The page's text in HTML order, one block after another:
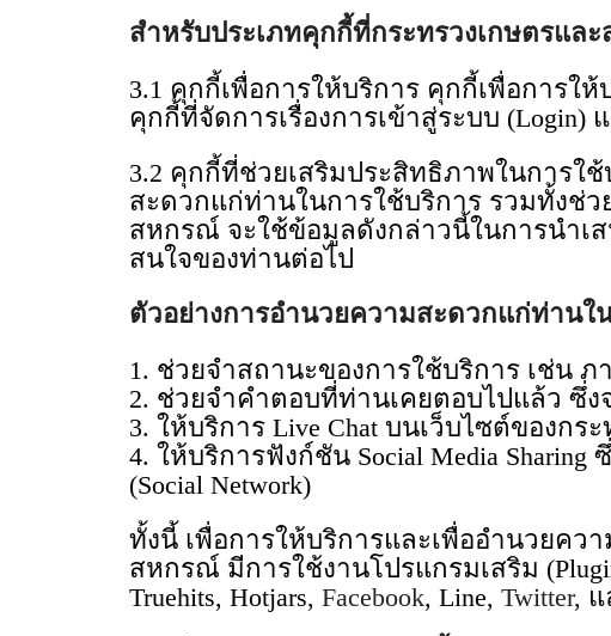
สำหรับประเภทคุกกี้ที่กระทรวงเกษตรแล
3.1 คุกกี้เพื่อการให้บริการ คุกกี้เพื่อการใ
คุกกี้ที่จัดการเรื่องการเข้าสู่ระบบ (Login)
3.2 คุกกี้ที่ช่วยเสริมประสิทธิภาพในการใ
สะดวกแก่ท่านในการใช้บริการ รวมทั้งช่
สหกรณ์ จะใช้ข้อมูลดังกล่าวนี้ในการนำเ
สนใจของท่านต่อไป
ตัวอย่างการอำนวยความสะดวกแก่ท่านใ
1. ช่วยจำสถานะของการใช้บริการ เช่น ภ
2. ช่วยจำคำตอบที่ท่านเคยตอบไปแล้ว ซึ่
3. ให้บริการ Live Chat บนเว็บไซต์ของก
4. ให้บริการฟังก์ชัน Social Media
(Social Network)
ทั้งนี้ เพื่อการให้บริการและเพื่ออำนวยคว
สหกรณ์ มีการใช้งานโปรแกรมเสริม
Truehits, Hotjars,Facebook, Line,Twitter, แ